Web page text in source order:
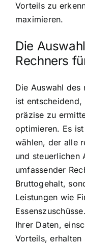
Vorteils zu
maximieren.
Die
Rechners
Die Auswahl des
ist
präzise zu
optimieren. Es
wählen, der alle
und steuerlichen
umfassender
Bruttogehalt,
Leistungen wie
Ihrer Daten,
Vorteils, erhalten